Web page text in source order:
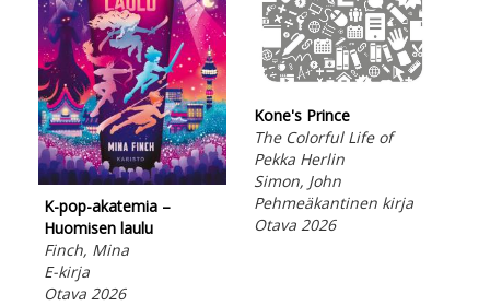
K-pop-akatemia –
Huomisen laulu
Finch, Mina
E-kirja
Otava 2026
Kone's Prince
The Colorful Life of
Pekka Herlin
Simon, John
Pehmeäkantinen kirja
Otava 2026